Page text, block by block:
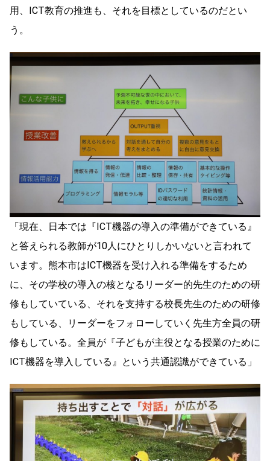
用、ICT教育の推進も、それを目標としているのだとい
う。
「現在、日本では『ICT機器の導入の準備ができている』
と答えられる教師が10人にひとりしかいないと言われて
います。熊本市はICT機器を受け入れる準備をするため
に、その学校の導入の核となるリーダー的先生のための研
修もしていている、それを支持する校長先生のための研修
もしている、リーダーをフォローしていく先生方全員の研
修もしている。全員が『子どもが主役となる授業のために
ICT機器を導入している』という共通認識ができている」